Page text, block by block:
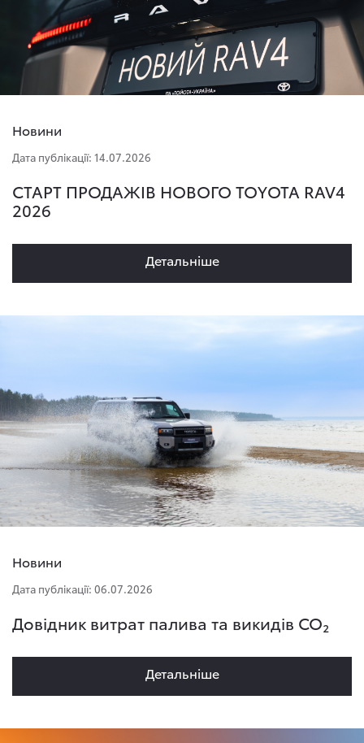
Новини
Дата публікації: 14.07.2026
СТАРТ ПРОДАЖІВ НОВОГО TOYOTA RAV4
2026
Детальнiше
Новини
Дата публікації: 06.07.2026
Довідник витрат палива та викидів CO₂
Детальнiше